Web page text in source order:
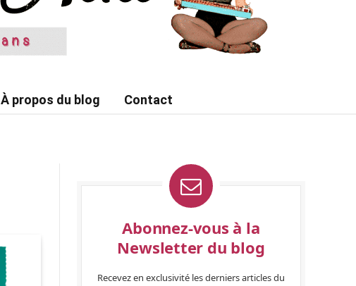
À propos du blog Contact
Abonnez-vous à la
Newsletter du blog
Recevez en exclusivité les derniers articles du